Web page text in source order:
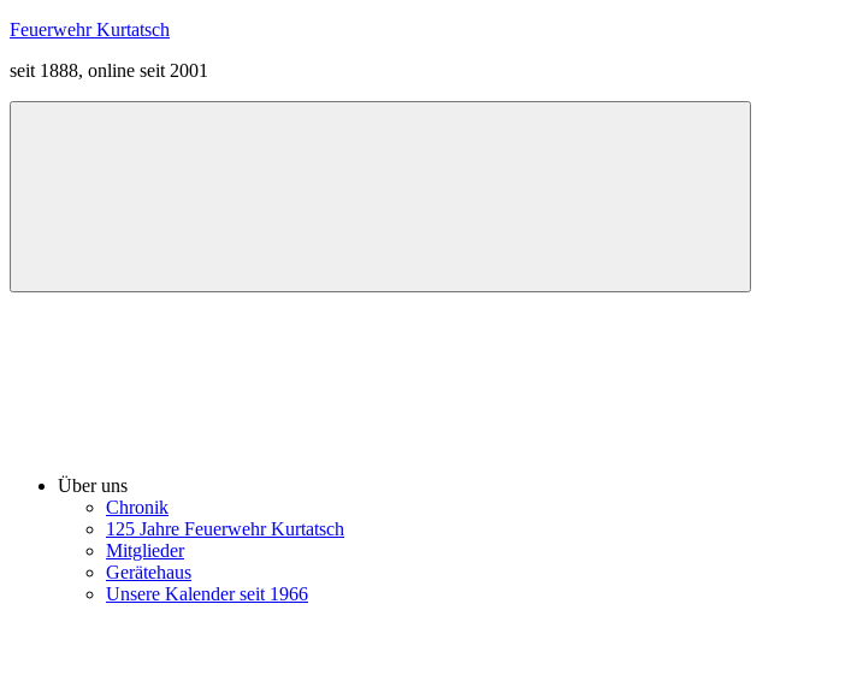
Zum
springen
Feuerwehr Kurtatsch
seit 1888, online seit 2001
Menü
Über uns
Chronik
125 Jahre Feuerwehr Kurtatsch
Mitglieder
Gerätehaus
Unsere Kalender seit 1966